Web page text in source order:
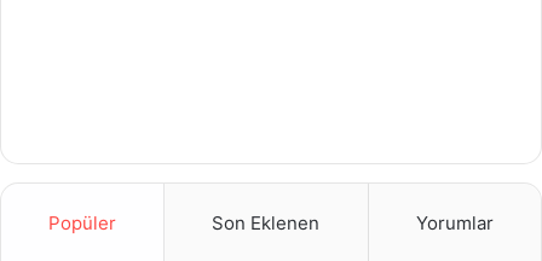
Popüler Son Eklenen Yorumlar